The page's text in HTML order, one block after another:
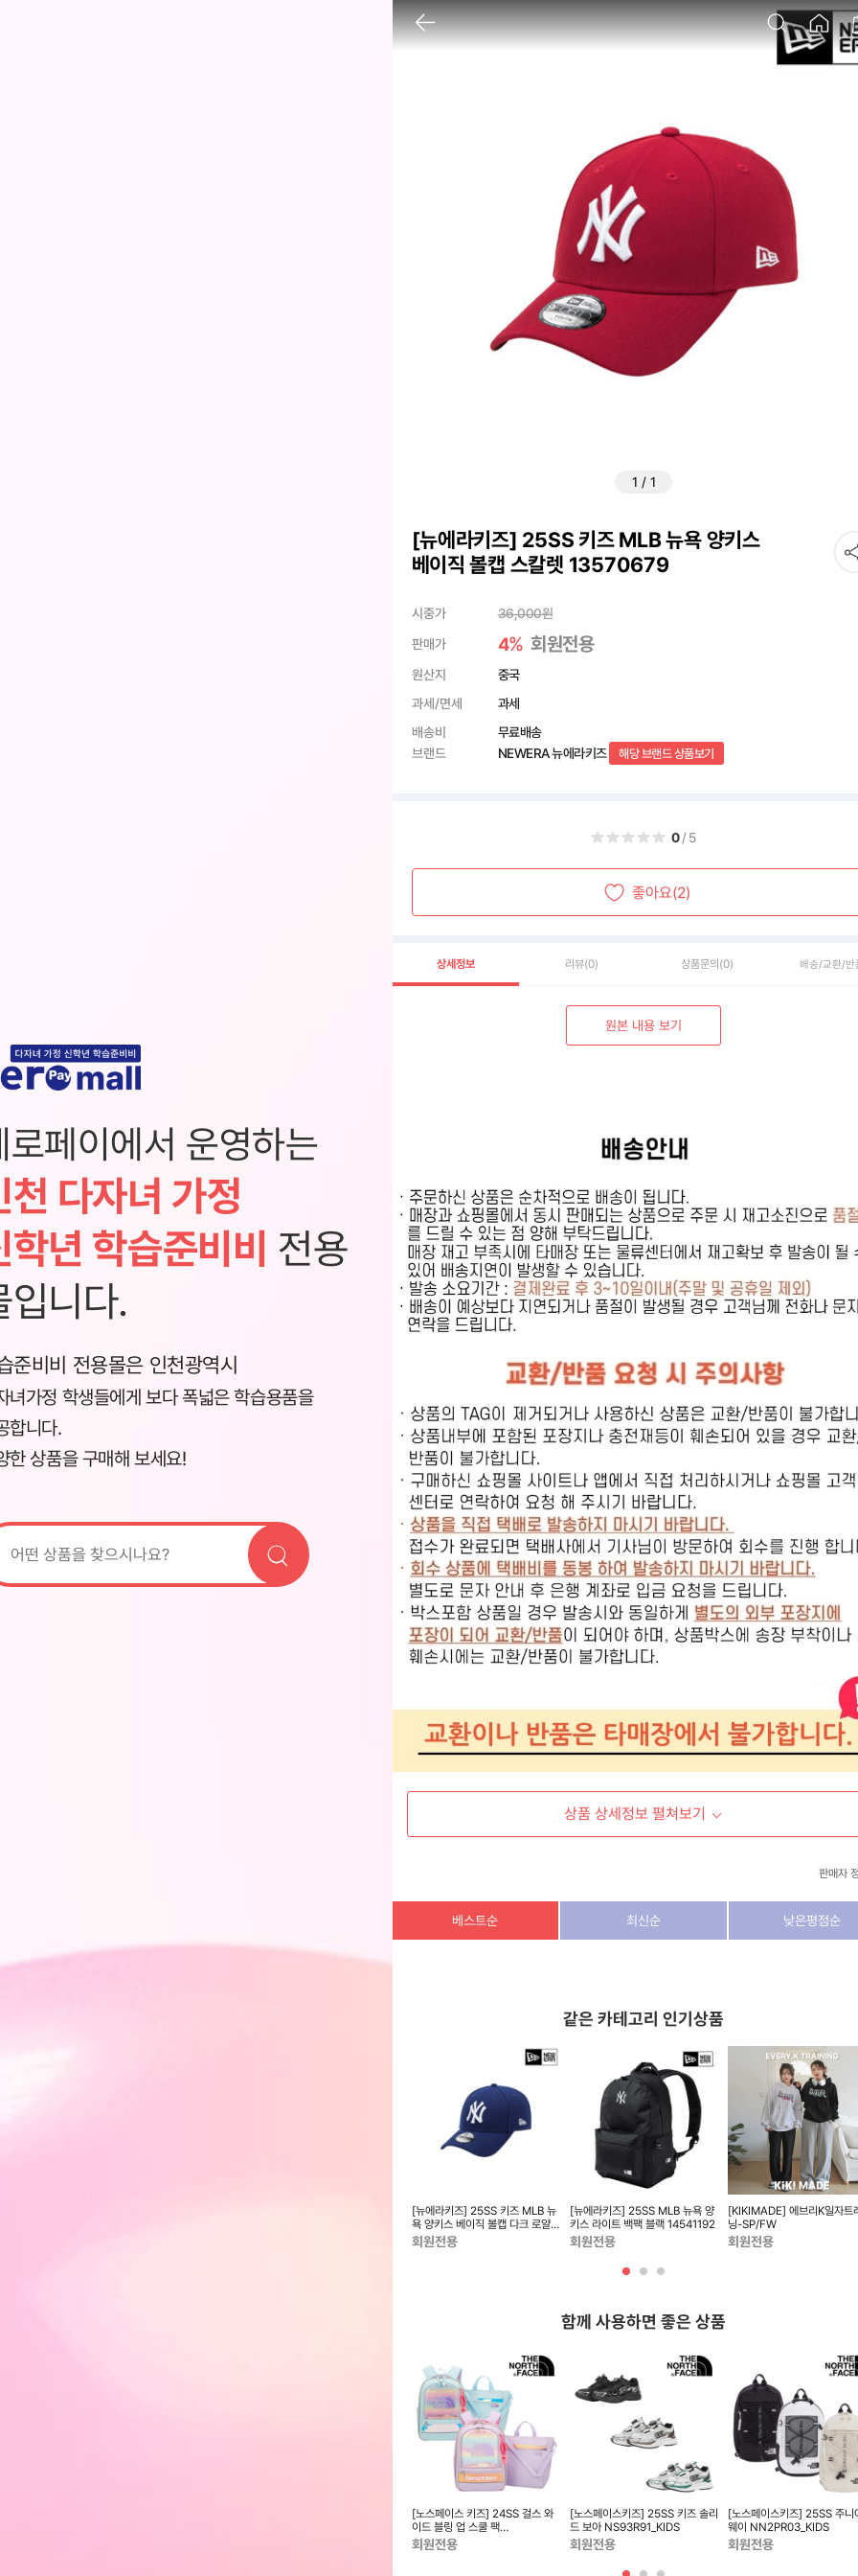
1 / 1
[뉴에라키즈] 25SS 키즈 MLB 뉴욕 양키스
베이직 볼캡 스칼렛 13570679
시중가 36,000원
판매가
4% 회원전용
원산지
중국
과세/면세
과세
배송비
무료배송
브랜드
NEWERA 뉴에라키즈 해당 브랜드 상품보기
0/5
좋아요(2)
상세정보 리뷰(0) 상품문의 (0) 배송/교환/반
원본 내용 보기
상품 상세정보 펼쳐보기
판매자
상호/대표자
dongeecom@naver.com
소재지 경기도 고양시 덕양구 꽃마을로64, 1235호
베스트순 최신순 낮은평점순
같은 카테고리 인기상품
[뉴에라키즈] 25SS 키즈 MLB 뉴
욕 양키스 베이직 볼캡 다크 로얄
13570683
회원전용
[뉴에라키즈] 25SS MLB 뉴욕 양
키스 라이트 백팩 블랙 14541192
회원전용
[KIKIMADE] 에브리K일자트
닝-SP/FW
회원전용
함께 사용하면 좋은 상품
[노스페이스 키즈] 24SS 걸스 와
이드 블링 업 스쿨 팩
NM2DQ03_KIDS
회원전용
[노스페이스키즈] 25SS 키즈 솔리
드 보아 NS93R91_KIDS
회원전용
[노스페이스키즈] 25SS 주니어 원
웨이 NN2PR03_KIDS
회원전용
로페이에서 운영하는
천 다자녀 가정
학년 학습준비비 전용
입니다.
준비비 전용몰은 인천광역시
녀가정 학생들에게 보다 폭넓은 학습용품을
합니다.
한 상품을 구매해 보세요!